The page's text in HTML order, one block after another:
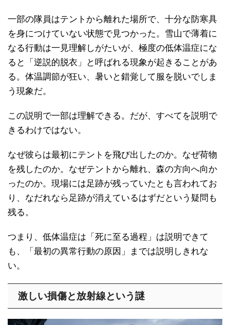
一部の隊員はテントから離れた場所で、十分な防寒具
を身につけていない状態で見つかった。雪山で薄着に
なる行動は一見理解しがたいが、極度の低体温症にな
ると「逆説的脱衣」と呼ばれる現象が起きることがあ
る。体温調節が狂い、暑いと錯覚して服を脱いでしま
う現象だ。
この説明で一部は理解できる。だが、すべてを説明で
きるわけではない。
なぜ彼らは最初にテントを飛び出したのか。なぜ荷物
を残したのか。なぜテントから離れ、森の方向へ向か
ったのか。現場には足跡が残っていたとも言われてお
り、なだれなら足跡が消えているはずだという疑問も
残る。
つまり、低体温症は「死に至る過程」は説明できて
も、「最初の異常行動の原因」までは説明しきれな
い。
激しい損傷と放射線という謎